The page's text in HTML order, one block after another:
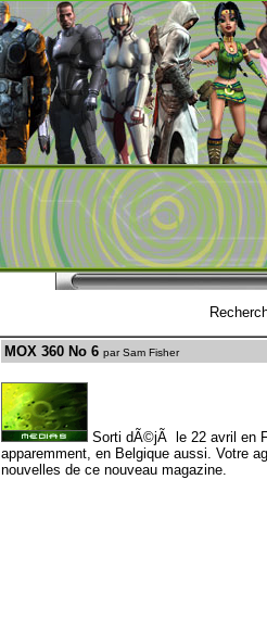
MOX 360 No 6 par Sam Fisher
Sorti dÃ©jÃ le 22 avril en
apparemment, en Belgique aussi. Votre
nouvelles de ce nouveau magazine.